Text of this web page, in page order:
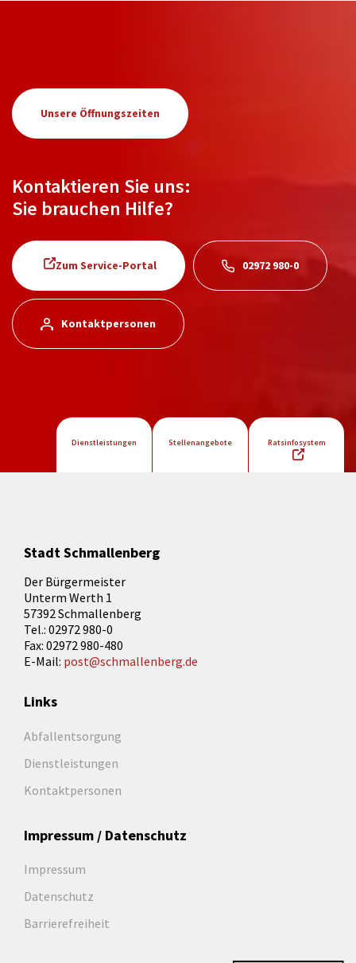
Unsere Öffnungszeiten
Kontaktieren Sie uns:
Sie brauchen Hilfe?
Zum Service-Portal 02972 980-0
Kontaktpersonen
Dienstleistungen Stellenangebote Ratsinfosystem
Stadt Schmallenberg
Der Bürgermeister
Unterm Werth 1
57392 Schmallenberg
Tel.: 02972 980-0
Fax: 02972 980-480
E-Mail: post@schmallenberg.de
Links
Abfallentsorgung
Dienstleistungen
Kontaktpersonen
Impressum / Datenschutz
Impressum
Datenschutz
Barrierefreiheit